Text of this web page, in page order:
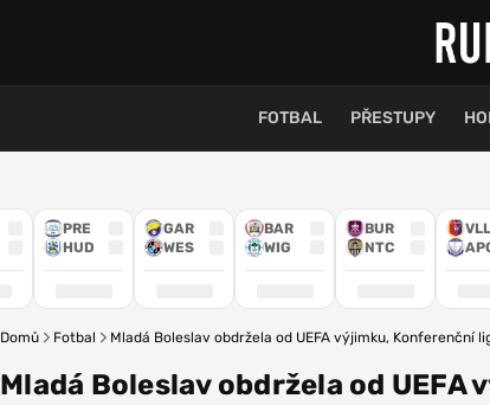
FOTBAL PŘESTUPY
PRE
HUD
GAR
WES
BAR
WIG
BUR
NTC
VLL
Domů Fotbal Mladá Boleslav obdržela od UEFA výjimku, Konferenční
Mladá Boleslav obdržela od UEFA